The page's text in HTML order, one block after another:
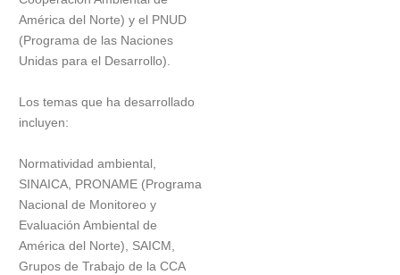
América del Norte) y el PNUD
(Programa de las Naciones
Unidas para el Desarrollo).
Los temas que ha desarrollado
incluyen:
Normatividad ambiental,
SINAICA, PRONAME (Programa
Nacional de Monitoreo y
Evaluación Ambiental de
América del Norte), SAICM,
Grupos de Trabajo de la CCA